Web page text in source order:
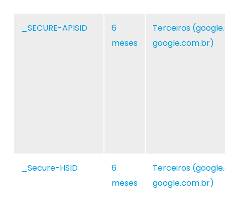
_SECURE-APISID
6
meses
Terceiros
google.com.br)
_Secure-HSID
6
meses
Terceiros
google.com.br)